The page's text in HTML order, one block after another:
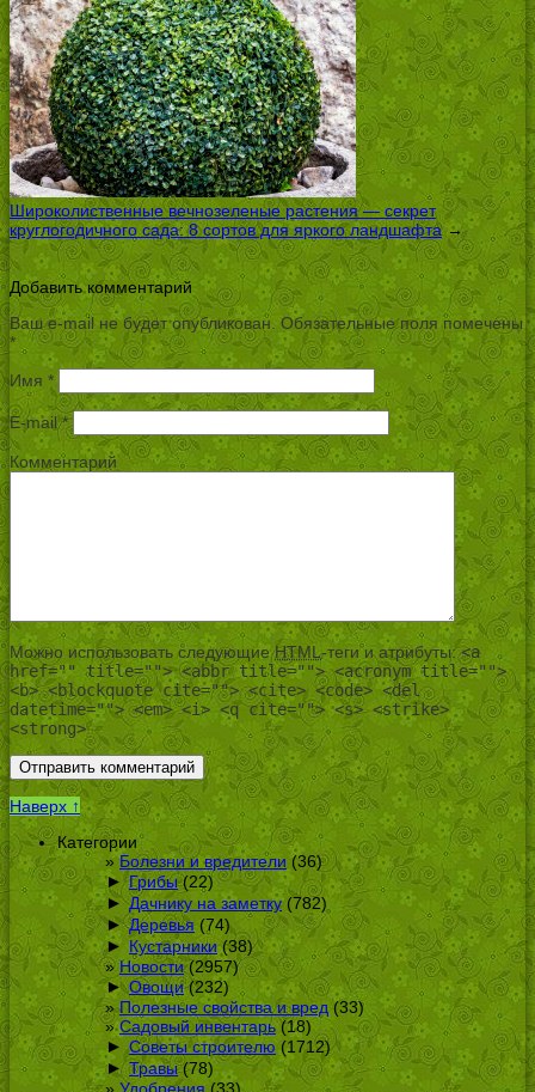
Широколиственные вечнозеленые растения — секрет
круглогодичного сада: 8 сортов для яркого ландшафта→
Добавить комментарий
Ваш e-mail не будет опубликован. Обязательные поля помечены
*
Имя *
E-mail*
Комментарий
Можно использовать следующиеHTML-теги и атрибуты:<a
href="" title=""> <abbr title=""> <acronym title="">
<b> <blockquote cite=""> <cite> <code> <del
datetime=""> <em> <i> <q cite=""> <s> <strike>
<strong>
Наверх ↑
Категории
Болезни и вредители (36)
► Грибы(22)
► Дачнику на заметку(782)
► Деревья (74)
► Кустарники(38)
Новости(2957)
► Овощи(232)
Полезные свойства и вред(33)
Садовый инвентарь(18)
► Советы строителю (1712)
► Травы(78)
Удобрения (33)